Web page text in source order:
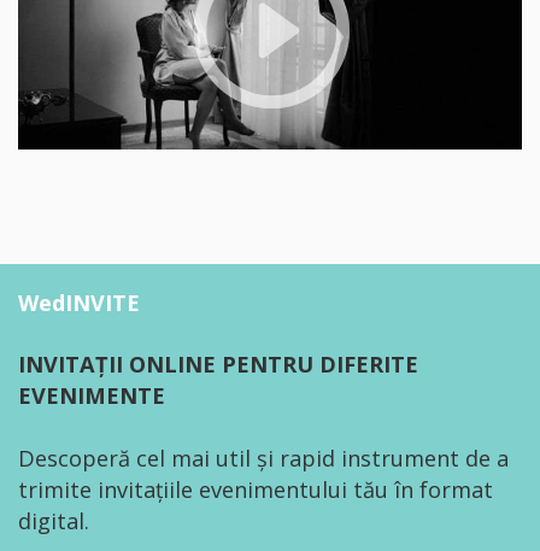
WedINVITE
INVITAȚII ONLINE PENTRU DIFERITE
EVENIMENTE
Descoperă cel mai util și rapid instrument de a
trimite invitațiile evenimentului tău în format
digital.